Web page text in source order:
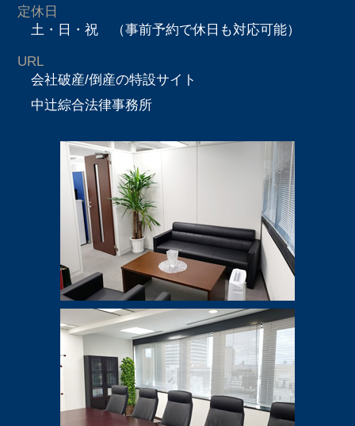
定休日
土・日・祝 （事前予約で休日も対応可能）
URL
会社破産/倒産の特設サイト
中辻綜合法律事務所